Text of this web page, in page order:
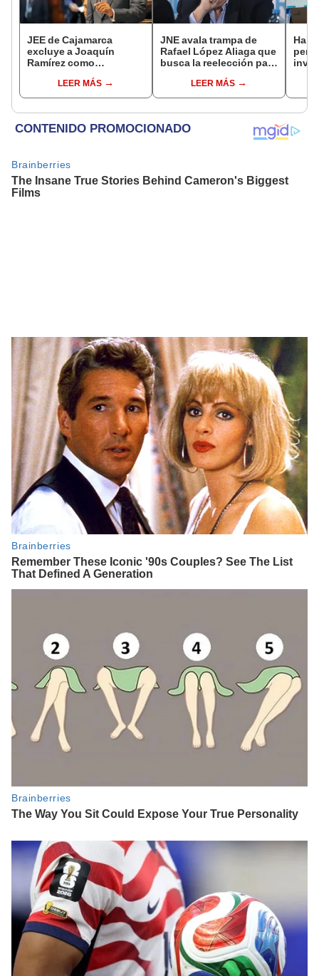
JEE de Cajamarca
excluye a Joaquín
Ramírez como
regional por ocultar
sentencia
LEER MÁS
JNE avala trampa de
Rafael López Aliaga que
busca la reelección para
LEER MÁS